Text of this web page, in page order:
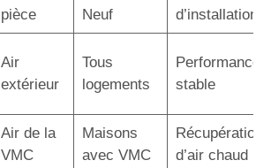
pièce
Neuf
d’installation
Air
extérieur
Tous
logements
Performance
stable
Air de la
VMC
Maisons
avec VMC
Récupération
d’air chaud